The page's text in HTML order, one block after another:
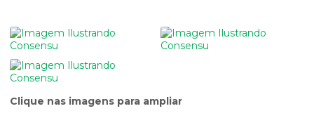
Clique nas imagens para ampliar